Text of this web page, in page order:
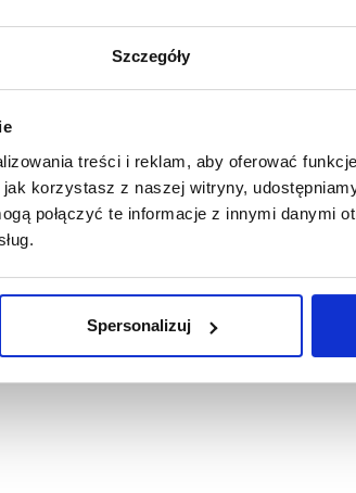
Szczegóły
treści i reklam, aby oferować
korzystasz z naszej witryny,
połączyć te informacje z innymi danymi
Spersonalizuj
Monnari
Trade: w roku 2025 wzrost sprzedaży o
przychody ze sprzedaży towarów